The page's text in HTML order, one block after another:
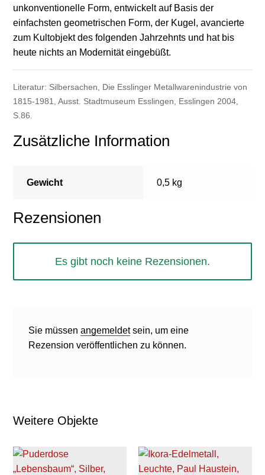
unkonventionelle Form, entwickelt auf Basis der
einfachsten geometrischen Form, der Kugel, avancierte
zum Kultobjekt des folgenden Jahrzehnts und hat bis
heute nichts an Modernität eingebüßt.
Literatur: Silbersachen, Die Esslinger Metallwarenindustrie von
1815-1981, Ausst. Stadtmuseum Esslingen, Esslingen 2004,
S.86.
Zusätzliche Information
Gewicht 0,5 kg
Rezensionen
Es gibt noch keine Rezensionen.
Sie müssenangemeldetsein, um eine
Rezension veröffentlichen zu können.
Weitere Objekte